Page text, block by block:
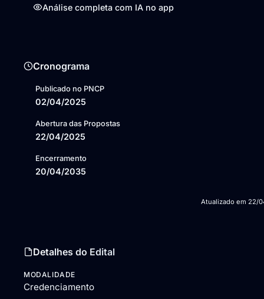
Análise completa com IA no app
Cronograma
Publicado no PNCP
02/04/2025
Abertura das Propostas
22/04/2025
Encerramento
20/04/2035
Atualizado em 22/
Detalhes do Edital
MODALIDADE
Credenciamento